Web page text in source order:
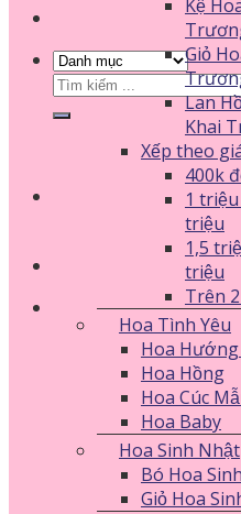
Tìm
kiếm:
Kệ
Giỏ
Lan
Khai
Xếp theo
400k
1
triệu
1,5
triệu
Trên
Hoa Tình Yêu
Hoa
Hoa Hồng
Hoa Cúc
Hoa Baby
Hoa Sinh Nhật
Bó Hoa
Giỏ Hoa